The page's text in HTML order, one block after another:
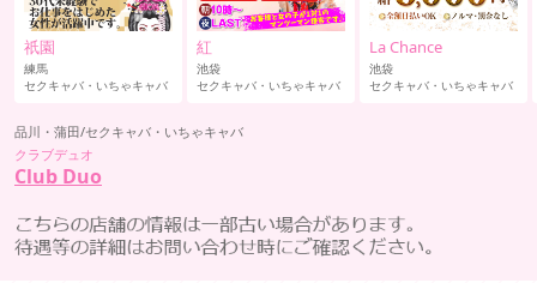
祇園
練馬
セクキャバ・いちゃキャバ
紅
池袋
セクキャバ・いちゃキャバ
La Chance
池袋
セクキャバ・いちゃキャバ
品川・蒲田/セクキャバ・いちゃキャバ
クラブデュオ
Club Duo